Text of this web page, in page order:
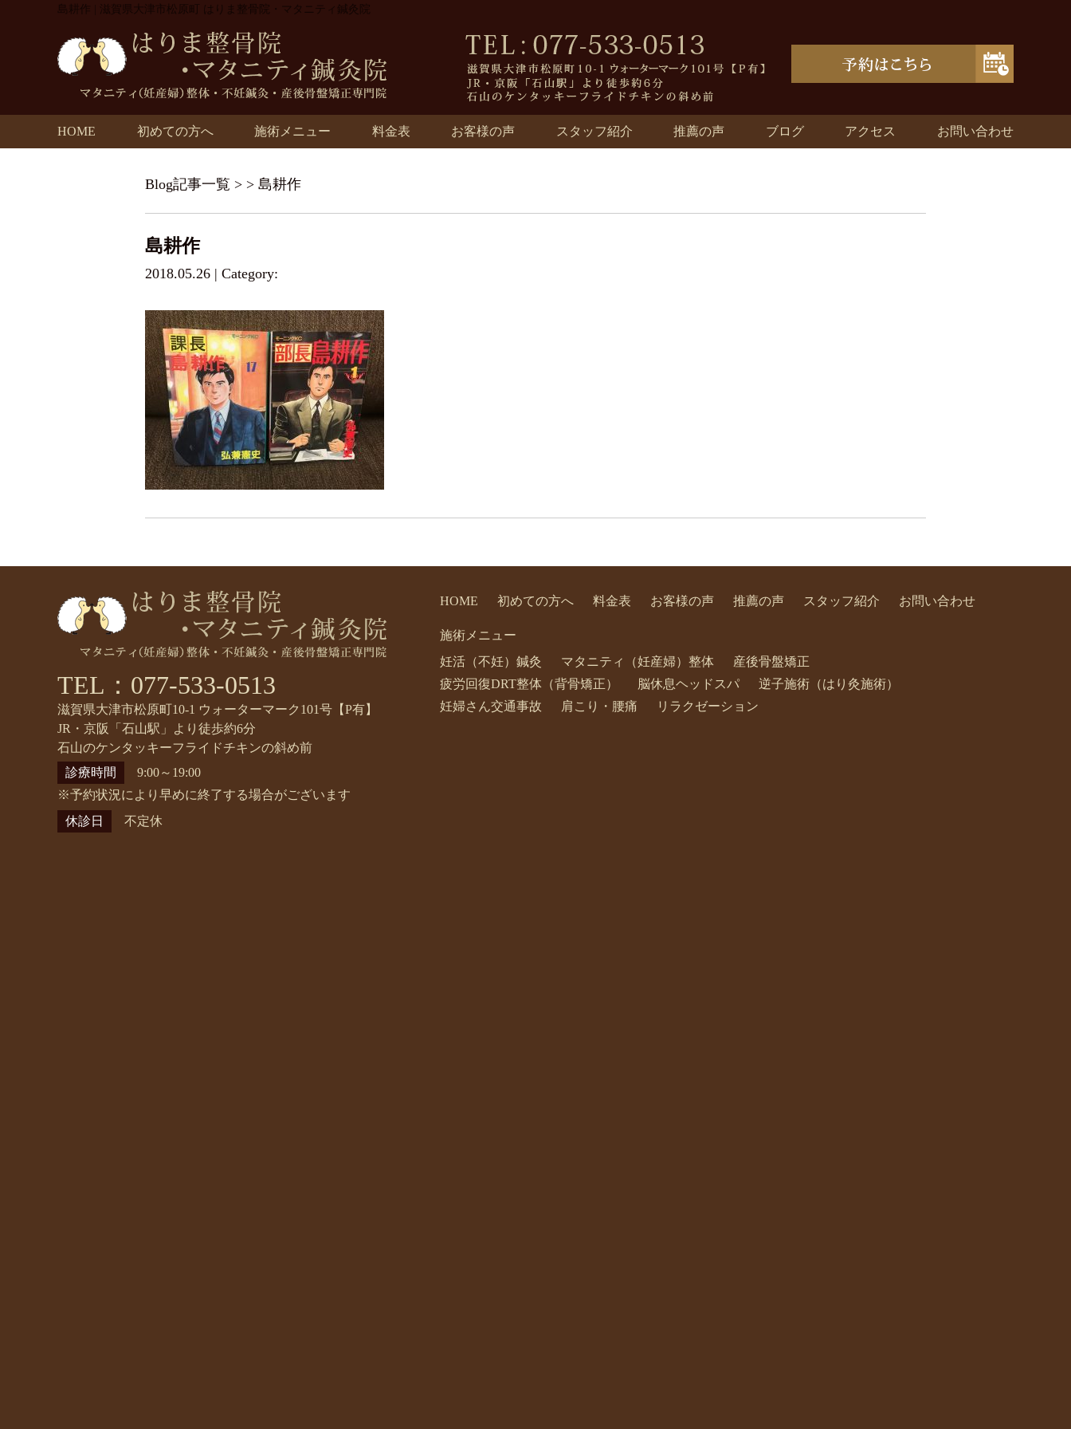
島耕作 | 滋賀県大津市松原町 はりま整骨院・マタニティ鍼灸院
HOME 初めての方へ 施術メニュー 料金表 お客様の声 スタッフ紹介 推薦の声 ブログ アクセス お問い合わせ
Blog記事一覧 > > 島耕作
島耕作
2018.05.26 | Category:
TEL：077-533-0513
滋賀県大津市松原町10-1 ウォーターマーク101号【P有】
JR・京阪「石山駅」より徒歩約6分
石山のケンタッキーフライドチキンの斜め前
診療時間
9:00～19:00
※予約状況により早めに終了する場合がございます
休診日
不定休
HOME 初めての方へ 料金表 お客様の声 推薦の声 スタッフ紹介 お問い合わせ
施術メニュー
妊活（不妊）鍼灸
マタニティ（妊産婦）整体
産後骨盤矯正
疲労回復DRT整体（背骨矯正）
脳休息ヘッドスパ
逆子施術（はり灸施術）
妊婦さん交通事故
肩こり・腰痛 リラクゼーション